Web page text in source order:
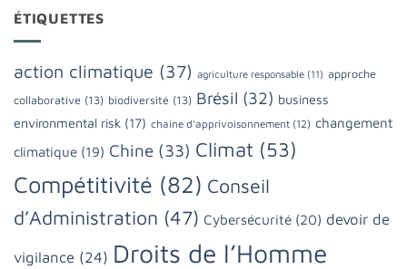
ÉTIQUETTES
action climatique (37) agriculture responsable (11) approche
collaborative (13) biodiversité (13) Brésil (32) business
environmental risk (17) chaine d'apprivoisonnement (12) changement
climatique (19) Chine (33) Climat (53)
Compétitivité (82) Conseil
d’Administration (47) Cybersécurité (20) devoir de
vigilance (24) Droits de l’Homme